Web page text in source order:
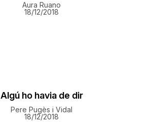
Aura Ruano
18/12/2018
Algú ho havia de dir
Pere Pugès i Vidal
18/12/2018